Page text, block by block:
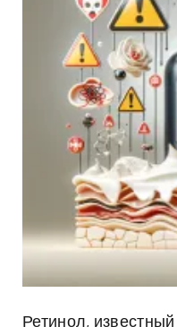
Ретинол,